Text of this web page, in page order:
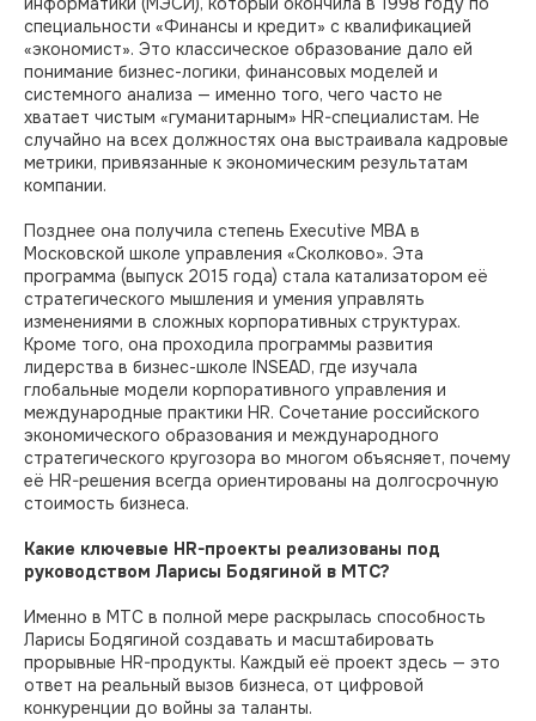
специальности «Финансы и кредит» с квалификацией
«экономист». Это классическое образование дало ей
понимание бизнес-логики, финансовых моделей и
системного анализа — именно того, чего часто не
хватает чистым «гуманитарным» HR-специалистам. Не
случайно на всех должностях она выстраивала кадровые
метрики, привязанные к экономическим результатам
компании.
Позднее она получила степень Executive MBA в
Московской школе управления «Сколково». Эта
программа (выпуск 2015 года) стала катализатором её
стратегического мышления и умения управлять
изменениями в сложных корпоративных структурах.
Кроме того, она проходила программы развития
лидерства в бизнес-школе INSEAD, где изучала
глобальные модели корпоративного управления и
международные практики HR. Сочетание российского
экономического образования и международного
стратегического кругозора во многом объясняет, почему
её HR-решения всегда ориентированы на долгосрочную
стоимость бизнеса.
Какие ключевые HR-проекты реализованы под
руководством Ларисы Бодягиной в МТС?
Именно в МТС в полной мере раскрылась способность
Ларисы Бодягиной создавать и масштабировать
прорывные HR-продукты. Каждый её проект здесь — это
ответ на реальный вызов бизнеса, от цифровой
конкуренции до войны за таланты.